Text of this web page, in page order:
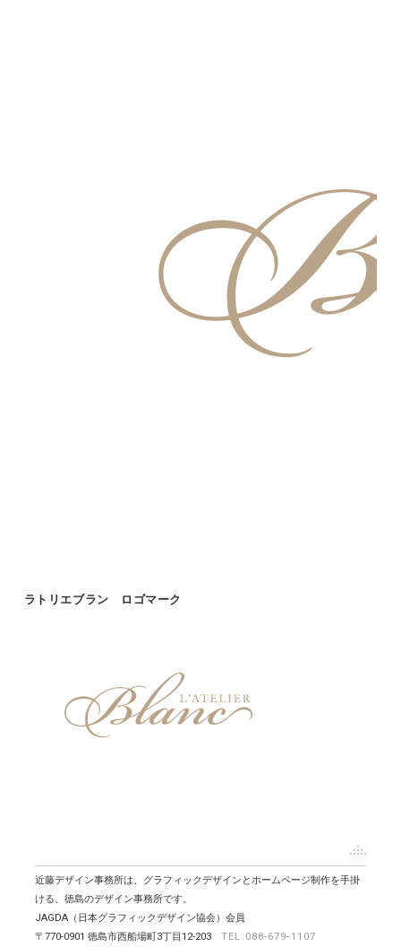
ラトリエブラン ロゴマーク
近藤デザイン事務所は、グラフィックデザインとホームページ制作を手掛
ける、徳島のデザイン事務所です。
JAGDA（日本グラフィックデザイン協会）会員
〒770-0901 徳島市西船場町3丁目12-203TEL.088-679-1107